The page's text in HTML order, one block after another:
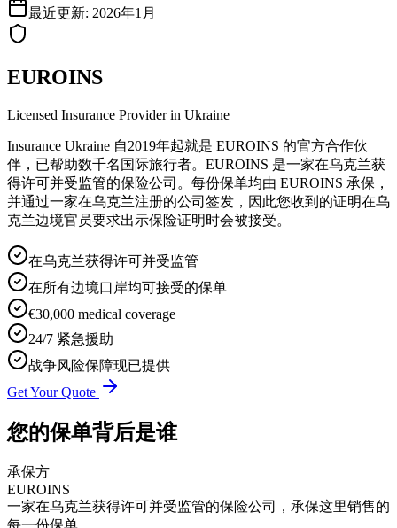
最近更新: 2026年1月
EUROINS
Licensed Insurance Provider in Ukraine
Insurance Ukraine 自2019年起就是 EUROINS 的官方合作伙
伴，已帮助数千名国际旅行者。EUROINS 是一家在乌克兰获
得许可并受监管的保险公司。每份保单均由 EUROINS 承保，
并通过一家在乌克兰注册的公司签发，因此您收到的证明在乌
克兰边境官员要求出示保险证明时会被接受。
在乌克兰获得许可并受监管
在所有边境口岸均可接受的保单
€30,000 medical coverage
24/7 紧急援助
战争风险保障现已提供
Get Your Quote
您的保单背后是谁
承保方
EUROINS
一家在乌克兰获得许可并受监管的保险公司，承保这里销售的